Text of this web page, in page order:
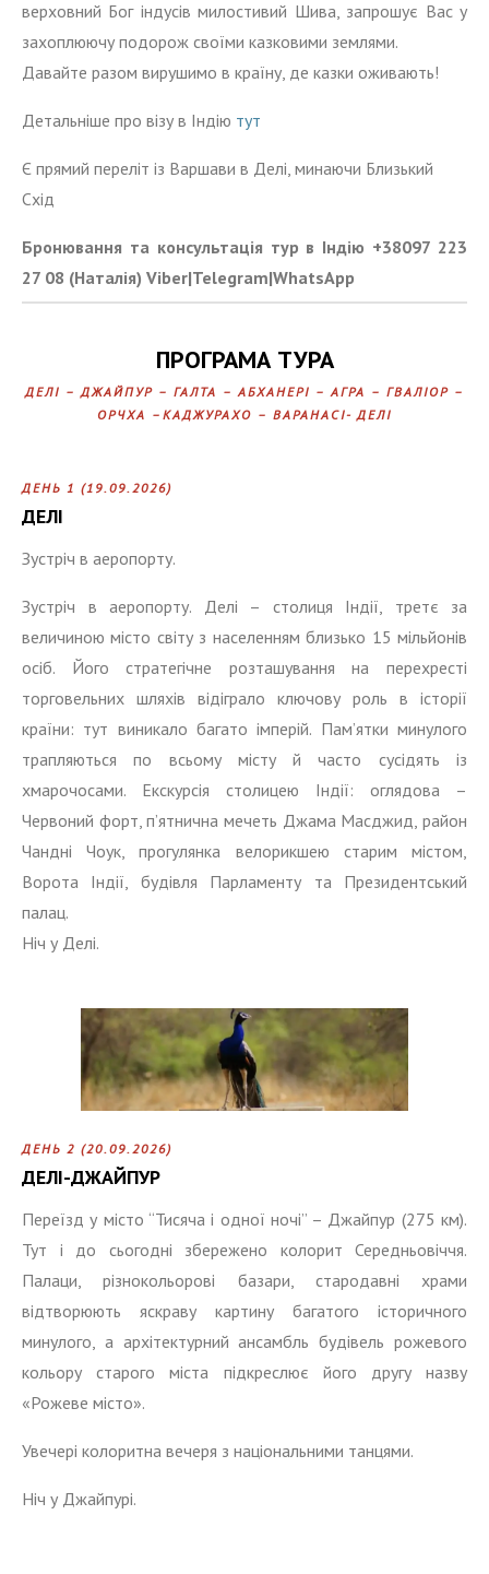
верховний Бог індусів милостивий Шива, запрошує Вас у
захоплюючу подорож своїми казковими землями.
Давайте разом вирушимо в країну, де казки оживають!
Детальніше про візу в Індію тут
Є прямий переліт із Варшави в Делі, минаючи Близький
Схід
Бронювання та консультація тур в Індію +38097 223
27 08 (Наталія) Viber|Telegram|WhatsApp
ПРОГРАМА ТУРА
ДЕЛІ – ДЖАЙПУР – ГАЛТА – АБХАНЕРІ – АГРА – ГВАЛІОР –
ОРЧХА –КАДЖУРАХО – ВАРАНАСІ- ДЕЛІ
ДЕНЬ 1 (19.09.2026)
ДЕЛІ
Зустріч в аеропорту.
Зустріч в аеропорту. Делі – столиця Індії, третє за
величиною місто світу з населенням близько 15 мільйонів
осіб. Його стратегічне розташування на перехресті
торговельних шляхів відіграло ключову роль в історії
країни: тут виникало багато імперій. Пам’ятки минулого
трапляються по всьому місту й часто сусідять із
хмарочосами. Екскурсія столицею Індії: оглядова –
Червоний форт, п’ятнична мечеть Джама Масджид, район
Чандні Чоук, прогулянка велорикшею старим містом,
Ворота Індії, будівля Парламенту та Президентський
палац.
Ніч у Делі.
ДЕНЬ 2 (20.09.2026)
ДЕЛІ-ДЖАЙПУР
Переїзд у місто “Тисяча і одної ночі” – Джайпур (275 км).
Тут і до сьогодні збережено колорит Середньовіччя.
Палаци, різнокольорові базари, стародавні храми
відтворюють яскраву картину багатого історичного
минулого, а архітектурний ансамбль будівель рожевого
кольору старого міста підкреслює його другу назву
«Рожеве місто».
Увечері колоритна вечеря з національними танцями.
Ніч у Джайпурі.